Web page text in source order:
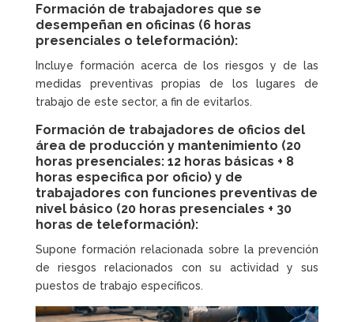
Formación de trabajadores que se
desempeñan en oficinas (6 horas
presenciales o teleformación):
Incluye formación acerca de los riesgos y de las
medidas preventivas propias de los lugares de
trabajo de este sector, a fin de evitarlos.
Formación de trabajadores de oficios del
área de producción y mantenimiento (20
horas presenciales: 12 horas básicas + 8
horas especifica por oficio) y de
trabajadores con funciones preventivas de
nivel básico (20 horas presenciales + 30
horas de teleformación):
Supone formación relacionada sobre la prevención
de riesgos relacionados con su actividad y sus
puestos de trabajo específicos.